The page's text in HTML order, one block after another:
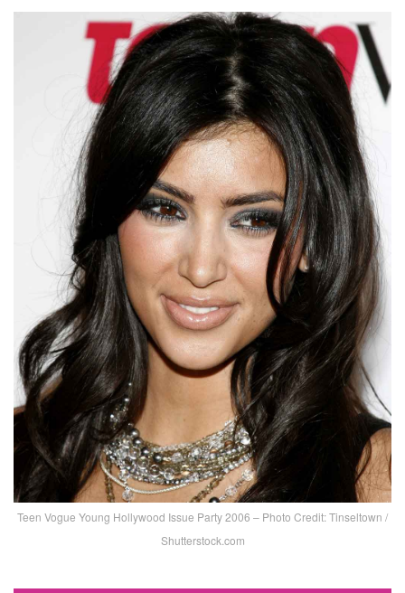
Teen Vogue Young Hollywood Issue Party 2006 – Photo Credit: Tinseltown /
Shutterstock.com